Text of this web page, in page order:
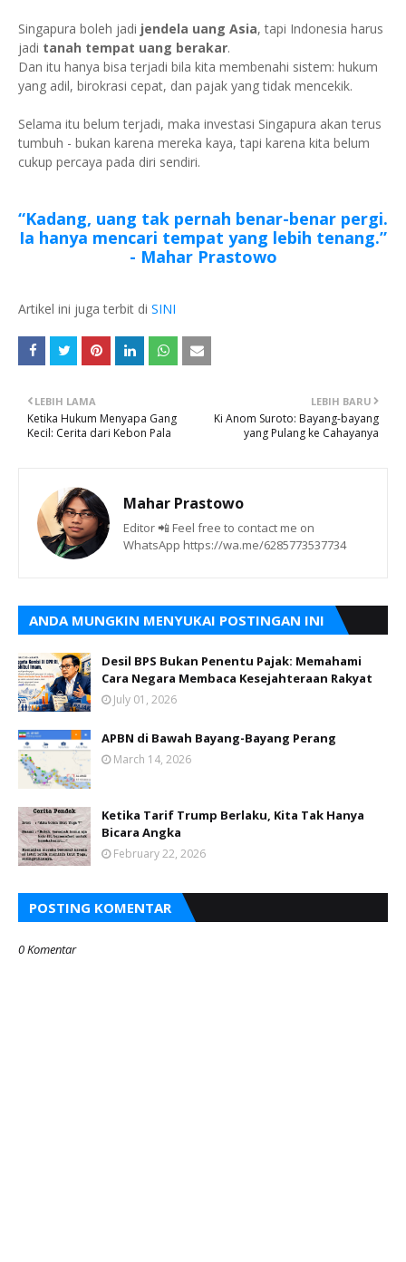
Singapura boleh jadi jendela uang Asia, tapi Indonesia harus
jadi tanah tempat uang berakar.
Dan itu hanya bisa terjadi bila kita membenahi sistem: hukum
yang adil, birokrasi cepat, dan pajak yang tidak mencekik.
Selama itu belum terjadi, maka investasi Singapura akan terus
tumbuh - bukan karena mereka kaya, tapi karena kita belum
cukup percaya pada diri sendiri.
“Kadang, uang tak pernah benar-benar pergi.
Ia hanya mencari tempat yang lebih tenang.”
- Mahar Prastowo
Artikel ini juga terbit di SINI
LEBIH BARU
Ki Anom Suroto: Bayang-bayang
yang Pulang ke Cahayanya
LEBIH LAMA
Ketika Hukum Menyapa Gang
Kecil: Cerita dari Kebon Pala
Mahar Prastowo
Editor 📲 Feel free to contact me on
WhatsApp https://wa.me/6285773537734
ANDA MUNGKIN MENYUKAI POSTINGAN INI
Desil BPS Bukan Penentu Pajak: Memahami
Cara Negara Membaca Kesejahteraan Rakyat
July 01, 2026
APBN di Bawah Bayang-Bayang Perang
March 14, 2026
Ketika Tarif Trump Berlaku, Kita Tak Hanya
Bicara Angka
February 22, 2026
POSTING KOMENTAR
0 Komentar